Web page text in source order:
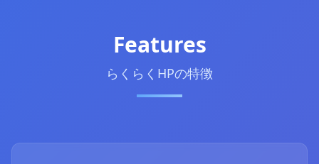
Features
らくらくHPの特徴